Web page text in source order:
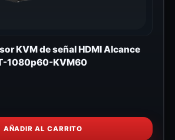
KVM de señal HDMI Alcance
1080p60-KVM60
AÑADIR AL CARRITO